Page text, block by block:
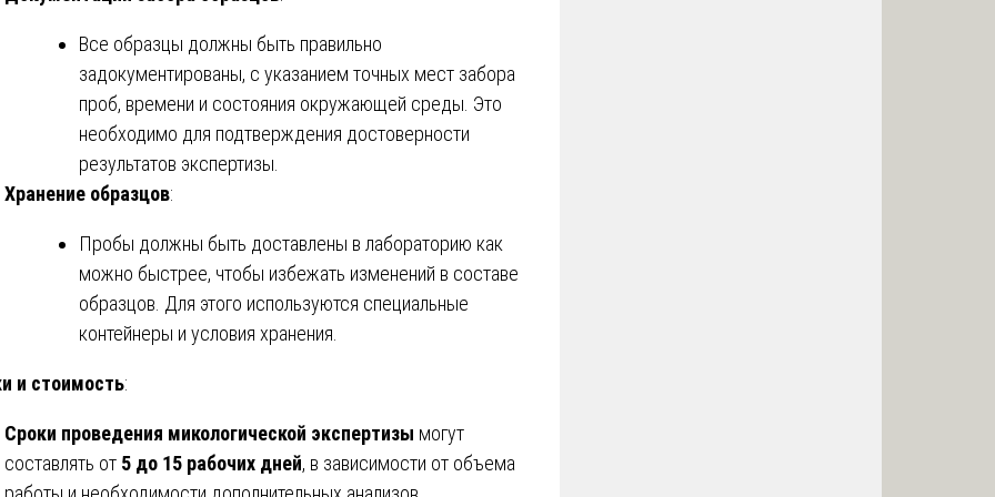
Все образцы должны быть правильно
задокументированы, с указанием точных мест забора
проб, времени и состояния окружающей среды. Это
необходимо для подтверждения достоверности
результатов экспертизы.
Хранение образцов:
Пробы должны быть доставлены в лабораторию как
можно быстрее, чтобы избежать изменений в составе
образцов. Для этого используются специальные
контейнеры и условия хранения.
и стоимость:
Сроки проведения микологической экспертизы могут
составлять от 5 до 15 рабочих дней, в зависимости от объема